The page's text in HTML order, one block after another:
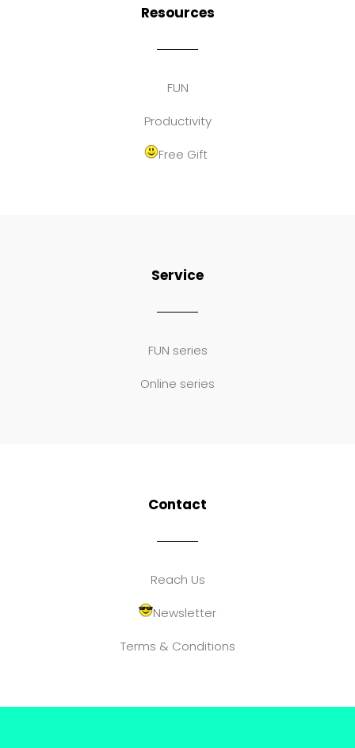
Resources
FUN
Productivity
Free Gift
Service
FUN series
Online series
Contact
Reach Us
Newsletter
Terms & Conditions